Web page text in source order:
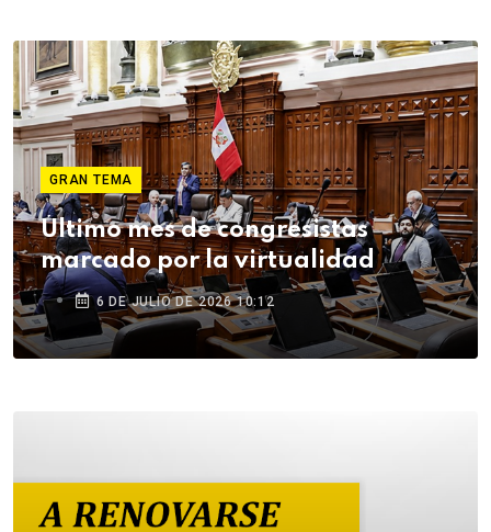
GRAN TEMA
Último mes de congresistas
marcado por la virtualidad
6 DE JULIO DE 2026 10:12